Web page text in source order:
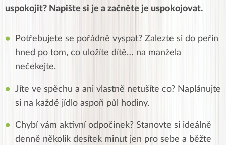
uspokojit? Napište si je a začněte je uspokojovat.
Potřebujete se pořádně vyspat? Zalezte si do peřin
hned po tom, co uložíte dítě… na manžela
nečekejte.
Jíte ve spěchu a ani vlastně netušíte co? Naplánujte
si na každé jídlo aspoň půl hodiny.
Chybí vám aktivní odpočinek? Stanovte si ideálně
denně několik desítek minut jen pro sebe a běžte